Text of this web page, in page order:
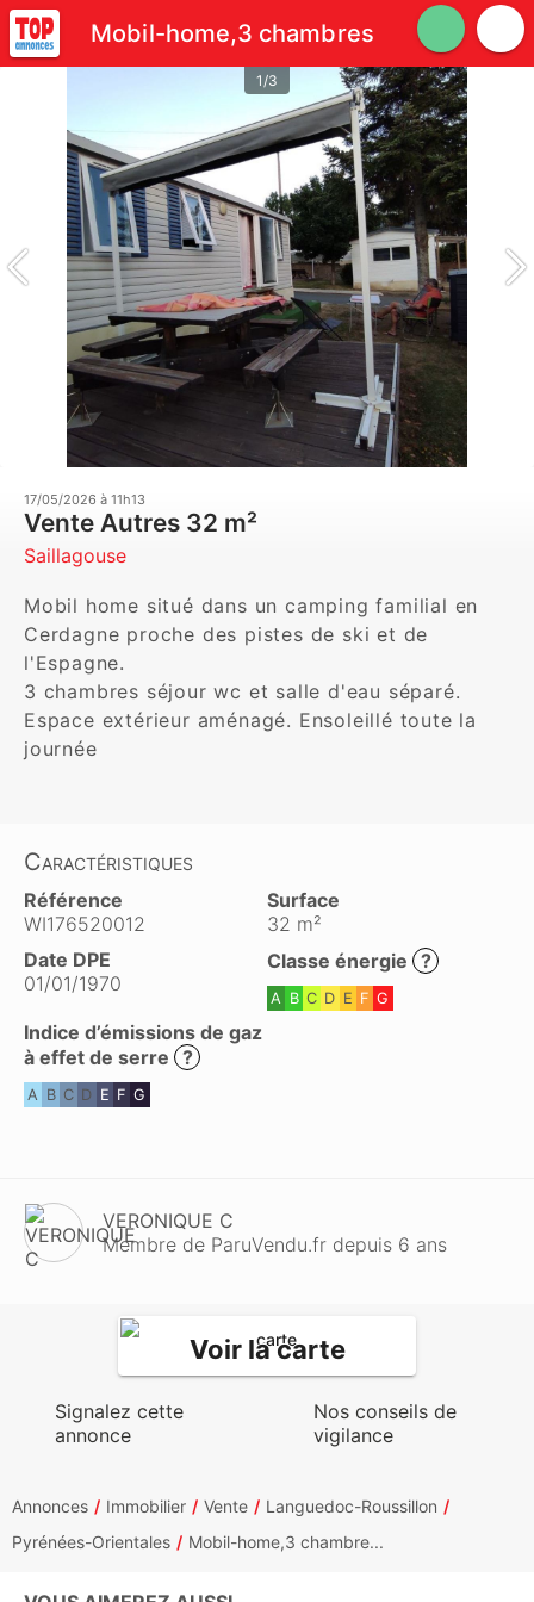
Mobil-home,3 chambres
1/3
17/05/2026 à 11h13
Vente Autres 32 m²
Saillagouse
Mobil home situé dans un camping familial en
Cerdagne proche des pistes de ski et de
l'Espagne.
3 chambres séjour wc et salle d'eau séparé.
Espace extérieur aménagé. Ensoleillé toute la
Caractéristiques
Référence
WI176520012
Surface
32 m²
Date DPE
01/01/1970
Classe énergie ?
A B C D E F G
Indice d’émissions de gaz
à effet de serre ?
A B C D E F G
VERONIQUE C
Membre de ParuVendu.fr depuis 6 ans
Voir la carte
Signalez cette
annonce
Nos conseils de
vigilance
Annonces Immobilier Vente
Languedoc-Roussillon
Pyrénées-Orientales
Mobil-home,3 chambre...